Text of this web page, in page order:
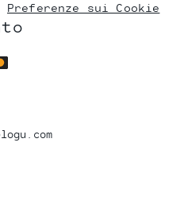
Preferenze sui Cookie